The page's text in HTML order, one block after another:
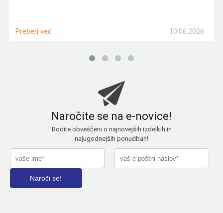
10.06.2026
Preberi več
Naročite se na e-novice!
Bodite obveščeni o najnovejših izdelkih in
najugodnejših ponudbah!